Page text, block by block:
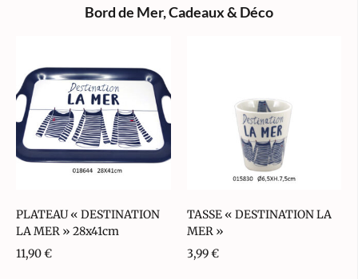
Bord de Mer,Cadeaux & Déco
PLATEAU « DESTINATION
LA MER » 28x41cm
11,90€
TASSE « DESTINATION LA
MER »
3,99€